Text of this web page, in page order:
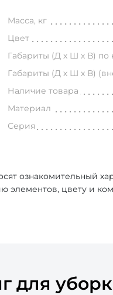
Масса, кг
Цвет
Габариты (Д х Ш х В) по
Габариты (Д х Ш х В)
Наличие товара
Материал
Серия
ознакомительный
элементов, цвету и
для